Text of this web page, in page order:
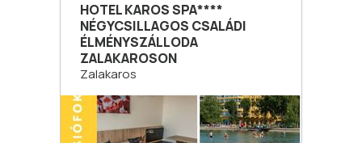
HOTEL KAROS SPA****
NÉGYCSILLAGOS CSALÁDI
ÉLMÉNYSZÁLLODA
ZALAKAROSON
Zalakaros